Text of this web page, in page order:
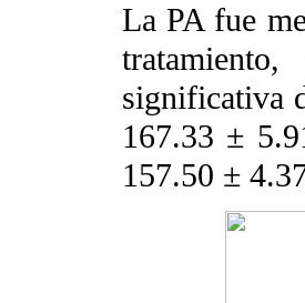
La PA fue
significativa
167.33 ±
157.50 ±